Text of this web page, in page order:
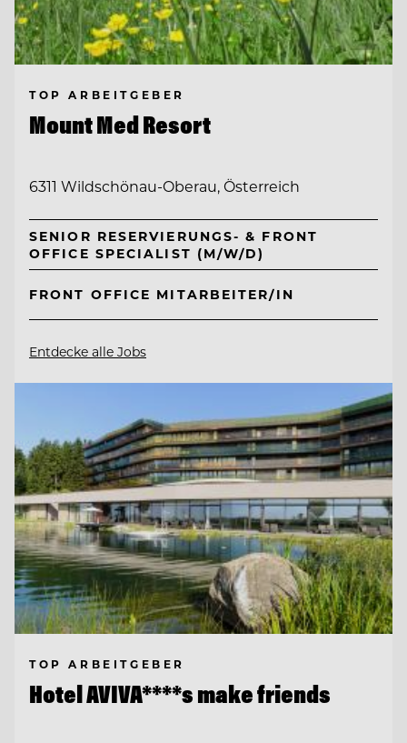
TOP ARBEITGEBER
Mount Med Resort
6311 Wildschönau-Oberau, Österreich
SENIOR RESERVIERUNGS- & FRONT
OFFICE SPECIALIST (M/W/D)
FRONT OFFICE MITARBEITER/IN
Entdecke alle Jobs
TOP ARBEITGEBER
Hotel AVIVA****s make friends